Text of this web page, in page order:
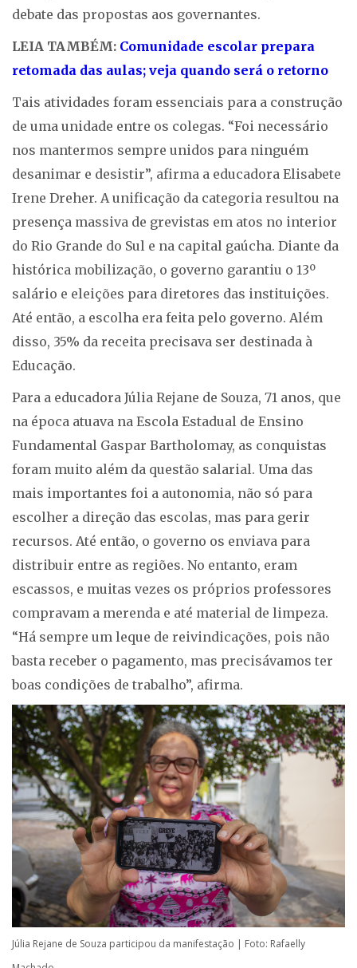
debate das propostas aos governantes.
LEIA TAMBÉM: Comunidade escolar prepara
retomada das aulas; veja quando será o retorno
Tais atividades foram essenciais para a construção
de uma unidade entre os colegas. “Foi necessário
nos mantermos sempre unidos para ninguém
desanimar e desistir”, afirma a educadora Elisabete
Irene Dreher. A unificação da categoria resultou na
presença massiva de grevistas em atos no interior
do Rio Grande do Sul e na capital gaúcha. Diante da
histórica mobilização, o governo garantiu o 13º
salário e eleições para diretores das instituições.
Até então, a escolha era feita pelo governo. Além
disso, 35% da receita precisava ser destinada à
Educação.
Para a educadora Júlia Rejane de Souza, 71 anos, que
na época atuava na Escola Estadual de Ensino
Fundamental Gaspar Bartholomay, as conquistas
foram muito além da questão salarial. Uma das
mais importantes foi a autonomia, não só para
escolher a direção das escolas, mas para gerir
recursos. Até então, o governo os enviava para
distribuir entre as regiões. No entanto, eram
escassos, e muitas vezes os próprios professores
compravam a merenda e até material de limpeza.
“Há sempre um leque de reivindicações, pois não
basta receber o pagamento, mas precisávamos ter
boas condições de trabalho”, afirma.
Júlia Rejane de Souza participou da manifestação | Foto: Rafaelly